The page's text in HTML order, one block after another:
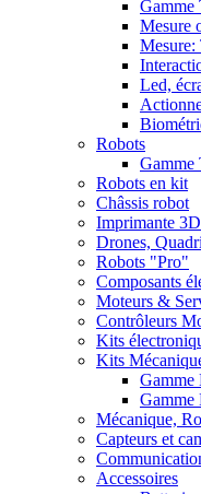
Gamme
Mesure
Mesure:
Led,
Robots
Gamme
Robots en kit
Châssis robot
Imprimante 3D
Drones,
Robots "Pro"
Composants
Moteurs &
Contrôleurs
Kits
Kits
Gamme
Gamme
Mécanique,
Capteurs et
Accessoires